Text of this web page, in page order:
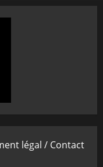
légal / Contact